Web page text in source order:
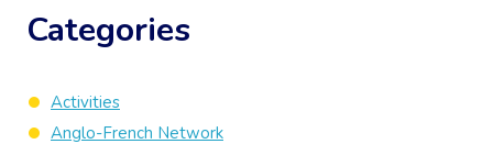
Categories
Activities
Anglo-French Network